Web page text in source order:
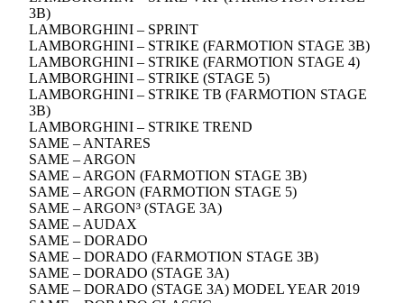
3B)
LAMBORGHINI – SPRINT
LAMBORGHINI – STRIKE (FARMOTION STAGE 3B)
LAMBORGHINI – STRIKE (FARMOTION STAGE 4)
LAMBORGHINI – STRIKE (STAGE 5)
LAMBORGHINI – STRIKE TB (FARMOTION STAGE
3B)
LAMBORGHINI – STRIKE TREND
SAME – ANTARES
SAME – ARGON
SAME – ARGON (FARMOTION STAGE 3B)
SAME – ARGON (FARMOTION STAGE 5)
SAME – ARGON³ (STAGE 3A)
SAME – AUDAX
SAME – DORADO
SAME – DORADO (FARMOTION STAGE 3B)
SAME – DORADO (STAGE 3A)
SAME – DORADO (STAGE 3A) MODEL YEAR 2019